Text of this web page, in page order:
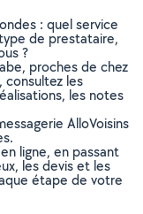
: quel service
de prestataire,
?
proches de chez
consultez les
les notes
AlloVoisins
ligne, en passant
les devis et les
étape de votre